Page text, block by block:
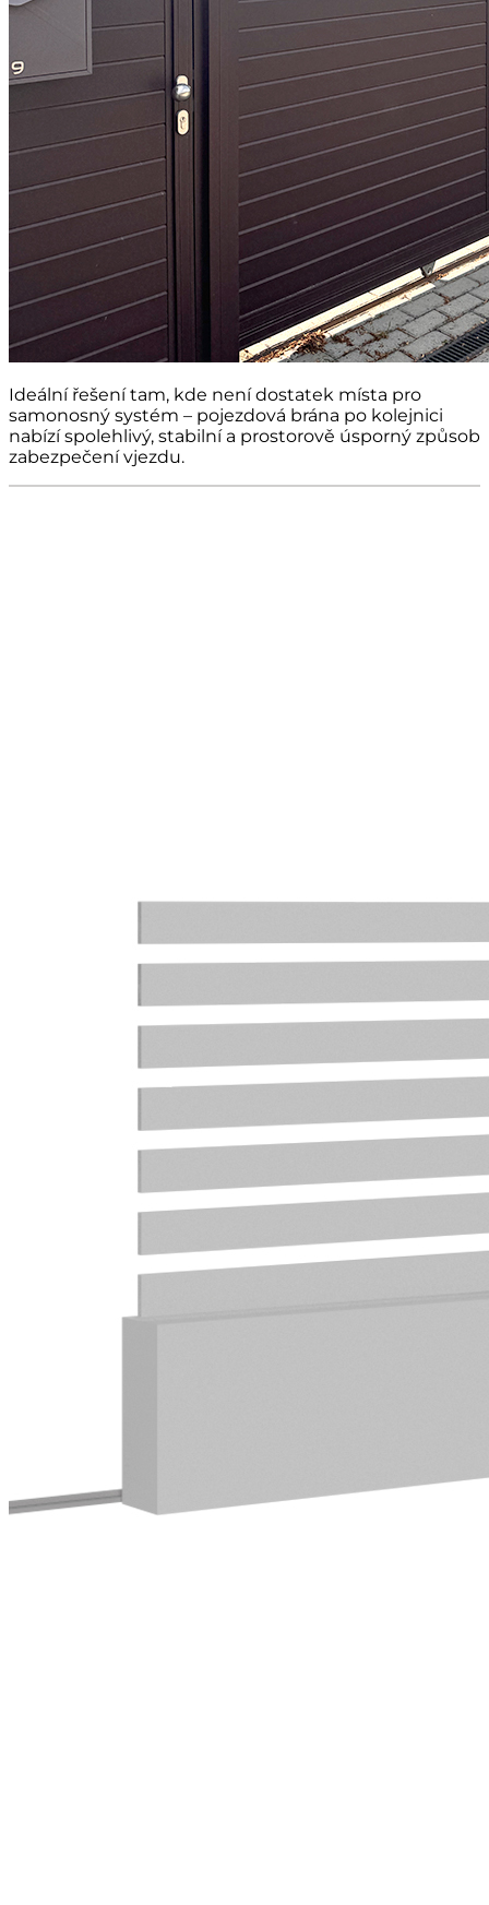
Ideální řešení tam, kde není dostatek místa pro
samonosný systém – pojezdová brána po kolejnici
nabízí spolehlivý, stabilní a prostorově úsporný způsob
zabezpečení vjezdu.